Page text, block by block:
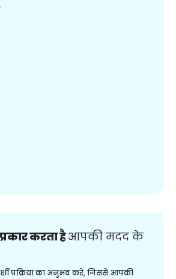
करता हैआपकी मदद के
प्रक्रिया का अनुभव करें, जिससे आपकी